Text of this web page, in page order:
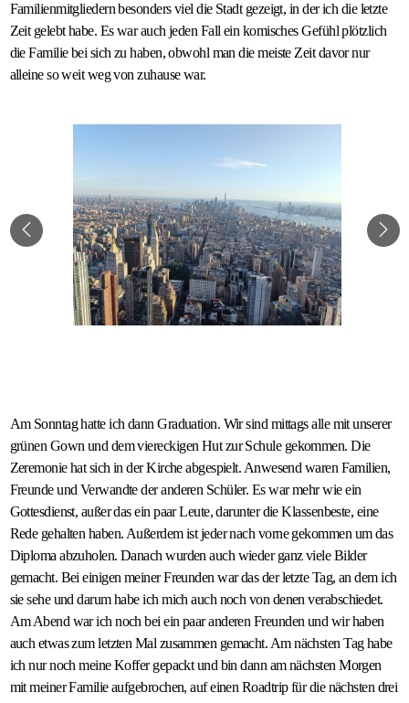
Familienmitgliedern besonders viel die Stadt gezeigt, in der ich die letzte
Zeit gelebt habe. Es war auch jeden Fall ein komisches Gefühl plötzlich
die Familie bei sich zu haben, obwohl man die meiste Zeit davor nur
alleine so weit weg von zuhause war.
Am Sonntag hatte ich dann Graduation. Wir sind mittags alle mit unserer
grünen Gown und dem viereckigen Hut zur Schule gekommen. Die
Zeremonie hat sich in der Kirche abgespielt. Anwesend waren Familien,
Freunde und Verwandte der anderen Schüler. Es war mehr wie ein
Gottesdienst, außer das ein paar Leute, darunter die Klassenbeste, eine
Rede gehalten haben. Außerdem ist jeder nach vorne gekommen um das
Diploma abzuholen. Danach wurden auch wieder ganz viele Bilder
gemacht. Bei einigen meiner Freunden war das der letzte Tag, an dem ich
sie sehe und darum habe ich mich auch noch von denen verabschiedet.
Am Abend war ich noch bei ein paar anderen Freunden und wir haben
auch etwas zum letzten Mal zusammen gemacht. Am nächsten Tag habe
ich nur noch meine Koffer gepackt und bin dann am nächsten Morgen
mit meiner Familie aufgebrochen, auf einen Roadtrip für die nächsten drei